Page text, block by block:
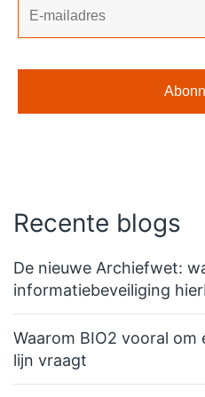
Recente blogs
De nieuwe Archiefwet:
informatiebeveiliging
Waarom BIO2 vooral om
lijn vraagt